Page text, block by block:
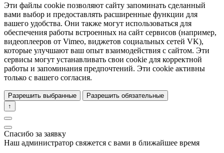
Эти файлы cookie позволяют сайту запоминать сделанный
вами выбор и предоставлять расширенные функции для
вашего удобства. Они также могут использоваться для
обеспечения работы встроенных на сайт сервисов (например,
видеоплееров от Vimeo, виджетов социальных сетей VK),
которые улучшают ваш опыт взаимодействия с сайтом. Эти
сервисы могут устанавливать свои cookie для корректной
работы и запоминания предпочтений. Эти cookie активны
только с вашего согласия.
Разрешить выбранные
Разрешить обязательные
↑
Спасибо за заявку
Наш администратор свяжется с вами в ближайшее время